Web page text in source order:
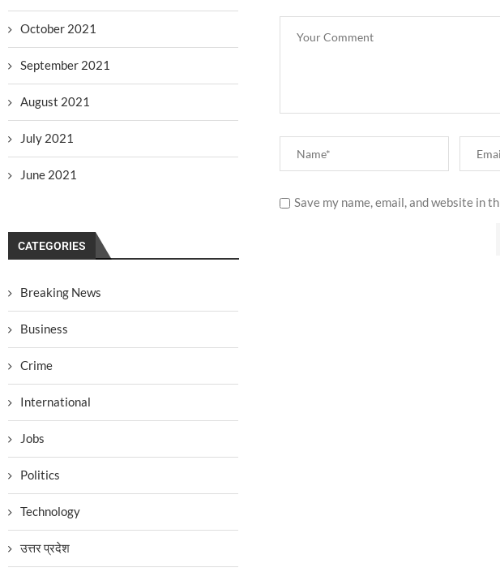
Save my name, email, and website in
October 2021
September 2021
August 2021
July 2021
June 2021
CATEGORIES
Breaking News
Business
Crime
International
Jobs
Politics
Technology
उत्तर प्रदेश